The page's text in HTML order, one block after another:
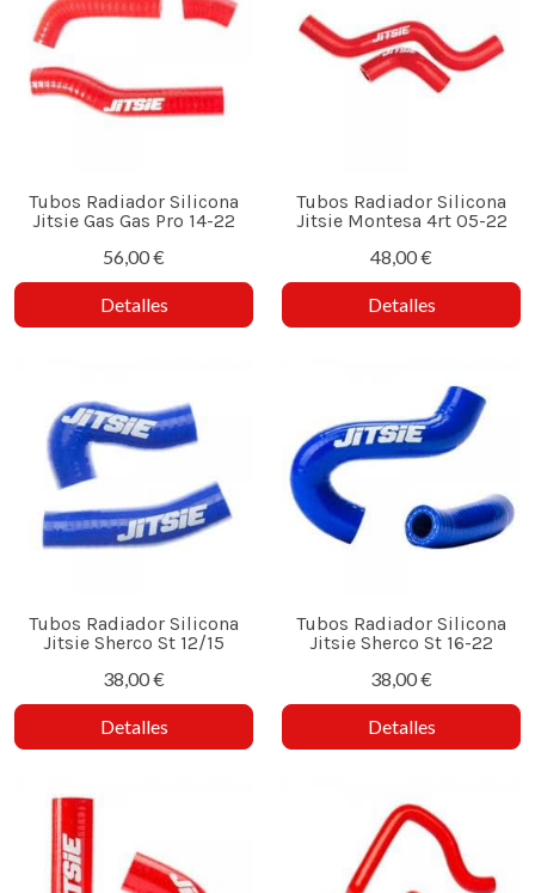
Tubos Radiador Silicona
Jitsie Gas Gas Pro 14-22
56,00 €
Detalles
Tubos Radiador Silicona
Jitsie Montesa 4rt 05-22
48,00 €
Detalles
Tubos Radiador Silicona
Jitsie Sherco St 12/15
38,00 €
Detalles
Tubos Radiador Silicona
Jitsie Sherco St 16-22
38,00 €
Detalles